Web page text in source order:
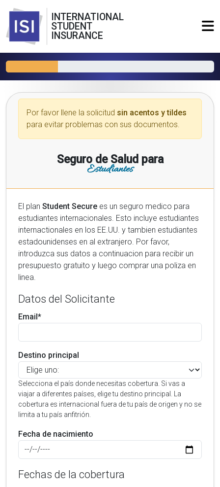
INTERNATIONAL
STUDENT
INSURANCE
Por favor llene la solicitud sin acentos y tildes
para evitar problemas con sus documentos.
Seguro de Salud para
Estudiantes
El plan Student Secure es un seguro medico para
estudiantes internacionales. Esto incluye estudiantes
internactionales en los EE.UU. y tambien estudiantes
estadounidenses en al extranjero. Por favor,
introduzca sus datos a continuacion para recibir un
presupuesto gratuito y luego comprar una poliza en
linea.
Datos del Solicitante
Email*
Destino principal
Selecciona el país donde necesitas cobertura. Si vas a
viajar a diferentes países, elige tu destino principal. La
cobertura es internacional fuera de tu país de origen y no se
limita a tu país anfitrión.
Fecha de nacimiento
Fechas de la cobertura